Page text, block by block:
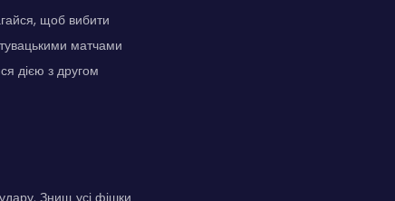
щоб вибити
матчами
дією з другом
Знищ усі фішки